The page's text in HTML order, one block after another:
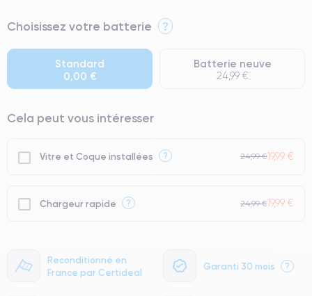
Reconditionné en
France par Certideal
Garanti 30 mois ?
⭐ Premium
● Batterie : usage intensif.
● Seuls 5% de nos téléphones ont un grade Premium.
Choisissez votre batterie ?
Standard
0,00 €
Batterie neuve
24,99 €
Cela peut vous intéresser
Vitre et Coque installées ? 24,99 €19,99 €
Chargeur rapide ? 24,99 €19,99 €